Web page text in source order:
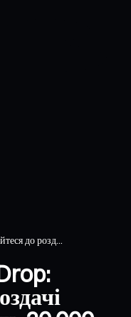
до розд...